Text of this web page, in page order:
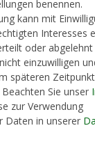
In den
benennen.
kann mit
Interesses
oder abgelehnt
einzuwilligen
späteren
Sie unser
zur Verwendung
Daten in unserer